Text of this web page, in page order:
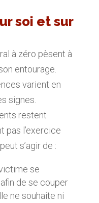
soi et sur
à zéro pèsent à
entourage.
varient en
signes.
restent
pas l’exercice
s’agir de :
se
de se couper
ne souhaite ni